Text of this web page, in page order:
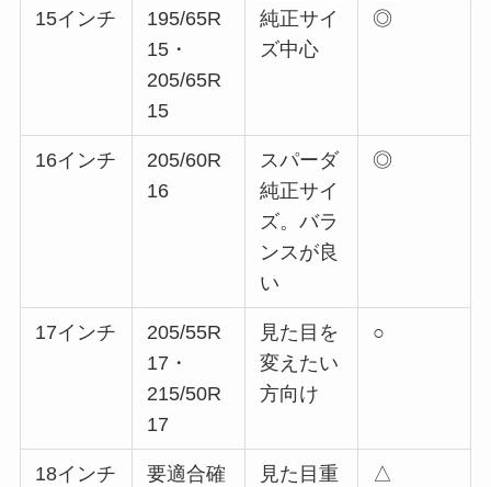
15インチ
195/65R
15・
205/65R
15
純正サイ
ズ中心
◎
16インチ
205/60R
16
スパーダ
純正サイ
ズ。バラ
ンスが良
い
◎
17インチ
205/55R
17・
215/50R
17
見た目を
変えたい
方向け
○
18インチ
要適合確
見た目重
△